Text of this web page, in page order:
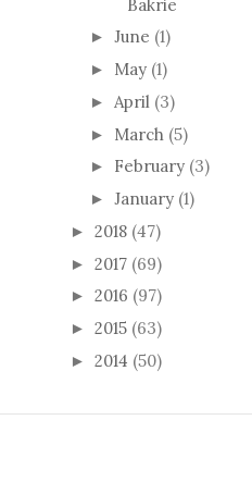
Bakrie
► June (1)
► May (1)
► April (3)
► March (5)
► February (3)
► January (1)
► 2018 (47)
► 2017 (69)
► 2016 (97)
► 2015 (63)
► 2014 (50)